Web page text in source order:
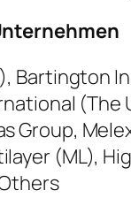
Bartington
(The
Group,
(ML),